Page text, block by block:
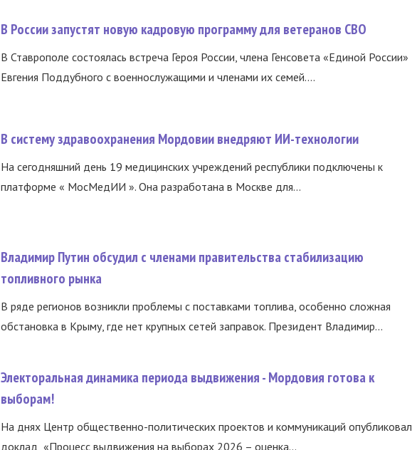
В России запустят новую кадровую программу для ветеранов СВО
В Ставрополе состоялась встреча Героя России, члена Генсовета «Единой России»
Евгения Поддубного с военнослужащими и членами их семей....
В систему здравоохранения Мордовии внедряют ИИ-технологии
На сегодняшний день 19 медицинских учреждений республики подключены к
платформе « МосМедИИ ». Она разработана в Москве для...
Владимир Путин обсудил с членами правительства стабилизацию
топливного рынка
В ряде регионов возникли проблемы с поставками топлива, особенно сложная
обстановка в Крыму, где нет крупных сетей заправок. Президент Владимир...
Электоральная динамика периода выдвижения - Мордовия готова к
выборам!
На днях Центр общественно-политических проектов и коммуникаций опубликовал
доклад «Процесс выдвижения на выборах 2026 – оценка...